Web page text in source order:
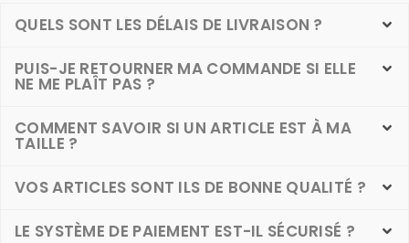
QUELS SONT LES DÉLAIS DE LIVRAISON ?
PUIS-JE RETOURNER MA COMMANDE SI ELLE
NE ME PLAÎT PAS ?
COMMENT SAVOIR SI UN ARTICLE EST À MA
TAILLE ?
VOS ARTICLES SONT ILS DE BONNE QUALITÉ ?
LE SYSTÈME DE PAIEMENT EST-IL SÉCURISÉ ?